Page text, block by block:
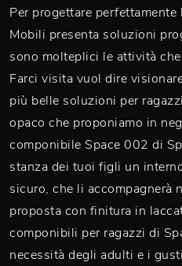
Per progettare perfettamente
Mobili presenta soluzioni
sono molteplici le attività
Farci visita vuol dire
più belle soluzioni per
opaco che proponiamo in
componibile Space 002 di
stanza dei tuoi figli un
sicuro, che li accompagnerà
proposta con finitura in
componibili per ragazzi di
necessità degli adulti e i